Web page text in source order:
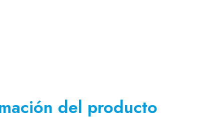
del producto